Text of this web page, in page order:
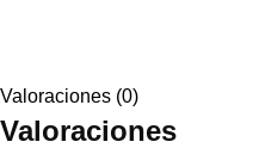
Valoraciones (0)
Valoraciones